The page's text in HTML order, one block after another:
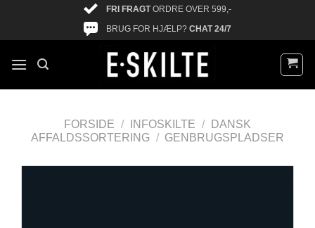
FRI FRAGTORDRE OVER 599,-
BRUG FOR HJÆLP? CHAT 24/7
FORSIDE / INFOSKILTE /
DANSK
AFFALDSSORTERING / GENBRUGSPLADSER